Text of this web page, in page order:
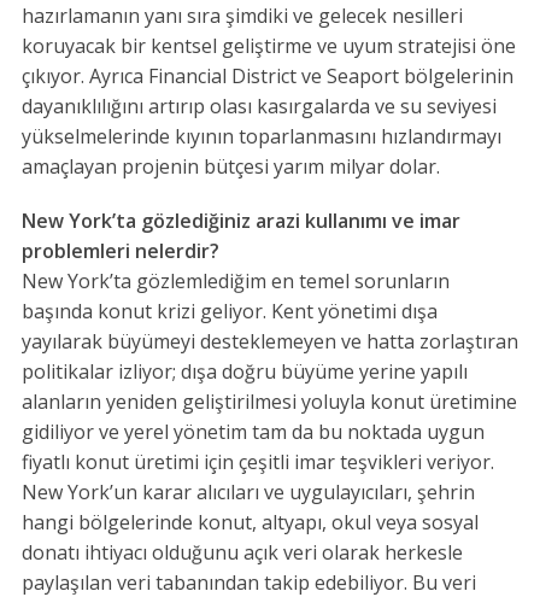
hazırlamanın yanı sıra şimdiki ve gelecek nesilleri
koruyacak bir kentsel geliştirme ve uyum stratejisi öne
çıkıyor. Ayrıca Financial District ve Seaport bölgelerinin
dayanıklılığını artırıp olası kasırgalarda ve su seviyesi
yükselmelerinde kıyının toparlanmasını hızlandırmayı
amaçlayan projenin bütçesi yarım milyar dolar.
New York’ta gözlediğiniz arazi kullanımı ve imar
problemleri nelerdir?
New York’ta gözlemlediğim en temel sorunların
başında konut krizi geliyor. Kent yönetimi dışa
yayılarak büyümeyi desteklemeyen ve hatta zorlaştıran
politikalar izliyor; dışa doğru büyüme yerine yapılı
alanların yeniden geliştirilmesi yoluyla konut üretimine
gidiliyor ve yerel yönetim tam da bu noktada uygun
fiyatlı konut üretimi için çeşitli imar teşvikleri veriyor.
New York’un karar alıcıları ve uygulayıcıları, şehrin
hangi bölgelerinde konut, altyapı, okul veya sosyal
donatı ihtiyacı olduğunu açık veri olarak herkesle
paylaşılan veri tabanından takip edebiliyor. Bu veri